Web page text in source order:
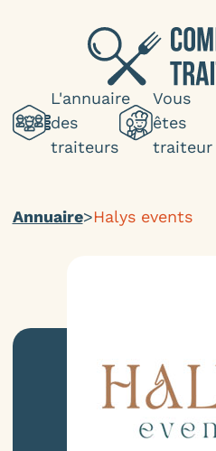
L'annuaire
des
traiteurs
Vous
êtes
traiteur
Annuaire Halys events